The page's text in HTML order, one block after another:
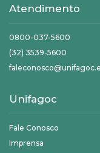
Atendimento
0800-037-5600
(32) 3539-5600
Unifagoc
Fale Conosco
Imprensa